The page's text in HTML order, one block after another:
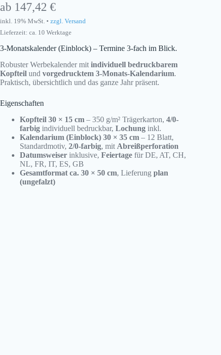
ab 147,42 €
inkl. 19% MwSt. • zzgl. Versand
Lieferzeit: ca. 10 Werktage
3-Monatskalender (Einblock) – Termine 3-fach im Blick.
Robuster Werbekalender mit individuell bedruckbarem
Kopfteil und vorgedrucktem 3-Monats-Kalendarium.
Praktisch, übersichtlich und das ganze Jahr präsent.
Eigenschaften
Kopfteil 30 × 15 cm – 350 g/m² Trägerkarton, 4/0-
farbig individuell bedruckbar, Lochung inkl.
Kalendarium (Einblock) 30 × 35 cm – 12 Blatt,
Standardmotiv, 2/0-farbig, mit Abreißperforation
Datumsweiser inklusive, Feiertage für DE, AT, CH,
NL, FR, IT, ES, GB
Gesamtformat ca. 30 × 50 cm, Lieferung plan
(ungefalzt)